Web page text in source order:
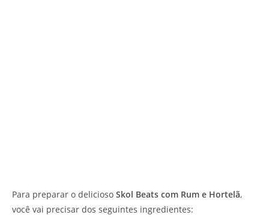
Para preparar o delicioso Skol Beats com Rum e Hortelã,
você vai precisar dos seguintes ingredientes: